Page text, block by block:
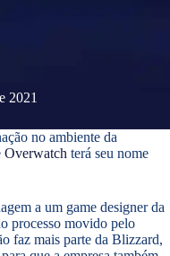
2021
no ambiente da
Overwatch terá seu nome
a um game designer da
processo movido pelo
faz mais parte da Blizzard,